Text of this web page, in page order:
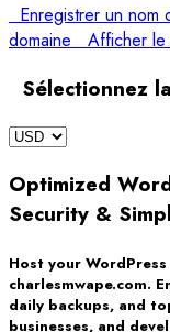
Enregistrer un nom
domaine
Afficher le
Sélectionnez
Optimized
Security &
Host your
charlesmwape.com.
daily backups, and
businesses, and